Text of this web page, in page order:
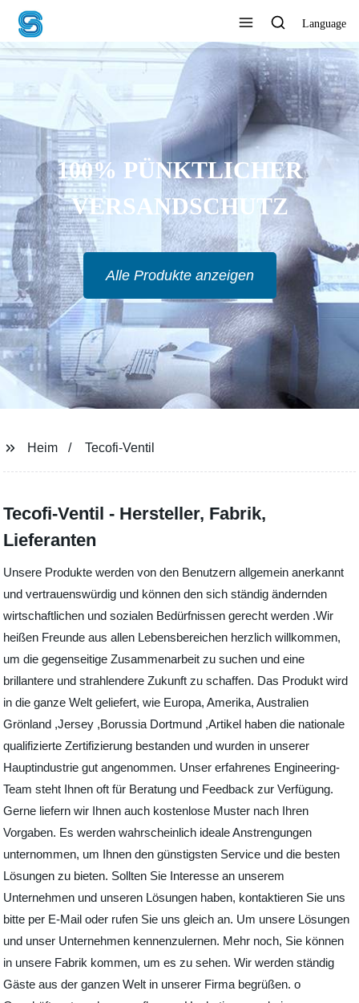
Language
100% PÜNKTLICHER
VERSANDSCHUTZ
Alle Produkte anzeigen
Heim Tecofi-Ventil
Tecofi-Ventil - Hersteller, Fabrik,
Lieferanten
Unsere Produkte werden von den Benutzern allgemein anerkannt
und vertrauenswürdig und können den sich ständig ändernden
wirtschaftlichen und sozialen Bedürfnissen gerecht werden .Wir
heißen Freunde aus allen Lebensbereichen herzlich willkommen,
um die gegenseitige Zusammenarbeit zu suchen und eine
brillantere und strahlendere Zukunft zu schaffen. Das Produkt wird
in die ganze Welt geliefert, wie Europa, Amerika, Australien
Grönland ,Jersey ,Borussia Dortmund ,Artikel haben die nationale
qualifizierte Zertifizierung bestanden und wurden in unserer
Hauptindustrie gut angenommen. Unser erfahrenes Engineering-
Team steht Ihnen oft für Beratung und Feedback zur Verfügung.
Gerne liefern wir Ihnen auch kostenlose Muster nach Ihren
Vorgaben. Es werden wahrscheinlich ideale Anstrengungen
unternommen, um Ihnen den günstigsten Service und die besten
Lösungen zu bieten. Sollten Sie Interesse an unserem
Unternehmen und unseren Lösungen haben, kontaktieren Sie uns
bitte per E-Mail oder rufen Sie uns gleich an. Um unsere Lösungen
und unser Unternehmen kennenzulernen. Mehr noch, Sie können
in unsere Fabrik kommen, um es zu sehen. Wir werden ständig
Gäste aus der ganzen Welt in unserer Firma begrüßen. o